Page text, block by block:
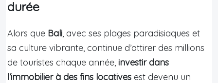
durée
Alors que Bali, avec ses plages paradisiaques et
sa culture vibrante, continue d’attirer des millions
de touristes chaque année, investir dans
l’immobilier à des fins locatives est devenu un